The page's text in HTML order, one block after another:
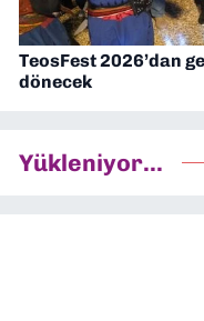
TeosFest 2026’dan
dönecek
Yükleniyor...